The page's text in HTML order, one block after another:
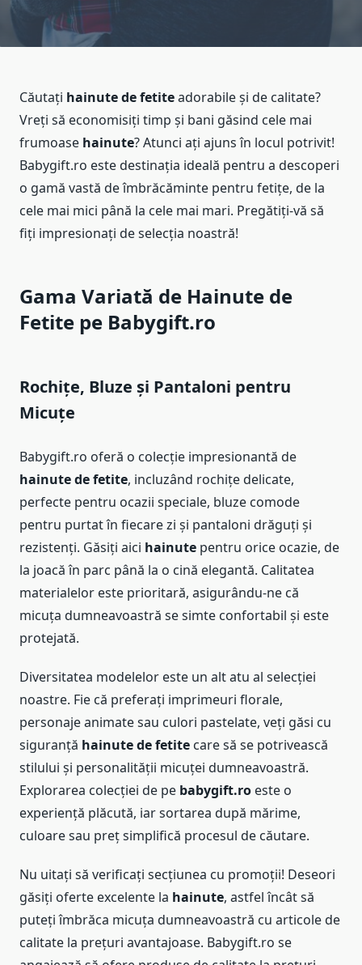
Căutați hainute de fetiteadorabile și de calitate?
Vreți să economisiți timp și bani găsind cele mai
frumoase hainute? Atunci ați ajuns în locul potrivit!
Babygift.ro este destinația ideală pentru a descoperi
o gamă vastă de îmbrăcăminte pentru fetițe, de la
cele mai mici până la cele mai mari. Pregătiți-vă să
fiți impresionați de selecția noastră!
Gama Variată de Hainute de
Fetite pe Babygift.ro
Rochițe, Bluze și Pantaloni pentru
Micuțe
Babygift.ro oferă o colecție impresionantă de
hainute de fetite, incluzând rochițe delicate,
perfecte pentru ocazii speciale, bluze comode
pentru purtat în fiecare zi și pantaloni drăguți și
rezistenți. Găsiți aici hainute pentru orice ocazie, de
la joacă în parc până la o cină elegantă. Calitatea
materialelor este prioritară, asigurându-ne că
micuța dumneavoastră se simte confortabil și este
protejată.
Diversitatea modelelor este un alt atu al selecției
noastre. Fie că preferați imprimeuri florale,
personaje animate sau culori pastelate, veți găsi cu
siguranță hainute de fetite care să se potrivească
stilului și personalității micuței dumneavoastră.
Explorarea colecției de pe babygift.ro este o
experiență plăcută, iar sortarea după mărime,
culoare sau preț simplifică procesul de căutare.
Nu uitați să verificați secțiunea cu promoții! Deseori
găsiți oferte excelente la hainute, astfel încât să
puteți îmbrăca micuța dumneavoastră cu articole de
calitate la prețuri avantajoase. Babygift.ro se